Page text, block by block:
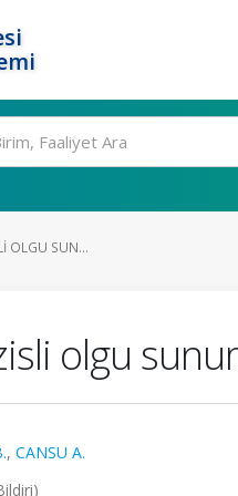
OLGU SUN...
olgu
, CANSU A.